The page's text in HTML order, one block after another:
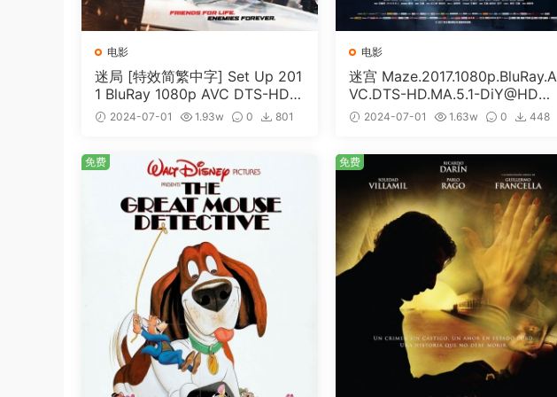
电影
迷局 [特效简繁中字] Set Up 201
1 BluRay 1080p AVC DTS-HD
MA5.1-shhaclm@CHDBits [BDI
2024-07-01 1.93w 0
801
电影
迷宫 Maze.2017.1080p.BluRay.A
VC.DTS-HD.MA.5.1-DiY@HDHo
me [BDISO 19.7GB]
2024-07-01 1.63w 0
448
免费 免费